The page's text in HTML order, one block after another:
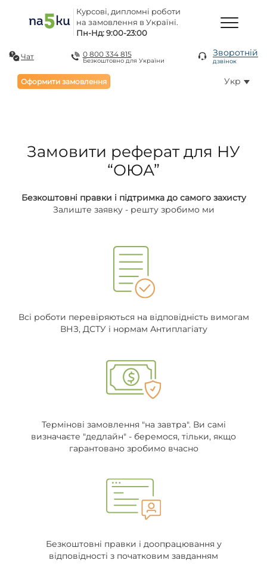
Курсові, дипломні роботи
на замовлення в Україні.
Пн-Нд: 9:00-23:00
Чат 0 800 334 815
Безкоштовно для України
Зворотній
дзвінок
Оформити замовлення Укр
Замовити реферат для НУ
“ОЮА”
Безкоштовні правки і підтримка до самого захисту
Залиште заявку - решту зробимо ми
Всі роботи перевіряються на відповідність вимогам
ВНЗ, ДСТУ і нормам Антиплагіату
Термінові замовлення "на завтра". Ви самі
визначаєте "дедлайн" - беремося, тільки, якщо
гарантовано зробимо вчасно
Безкоштовні правки і доопрацювання у
відповідності з початковим завданням